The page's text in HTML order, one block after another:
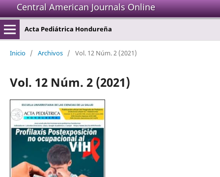
Central American Journals Online
Acta Pediátrica Hondureña
Inicio / Archivos / Vol. 12 Núm. 2 (2021)
Vol. 12 Núm. 2 (2021)